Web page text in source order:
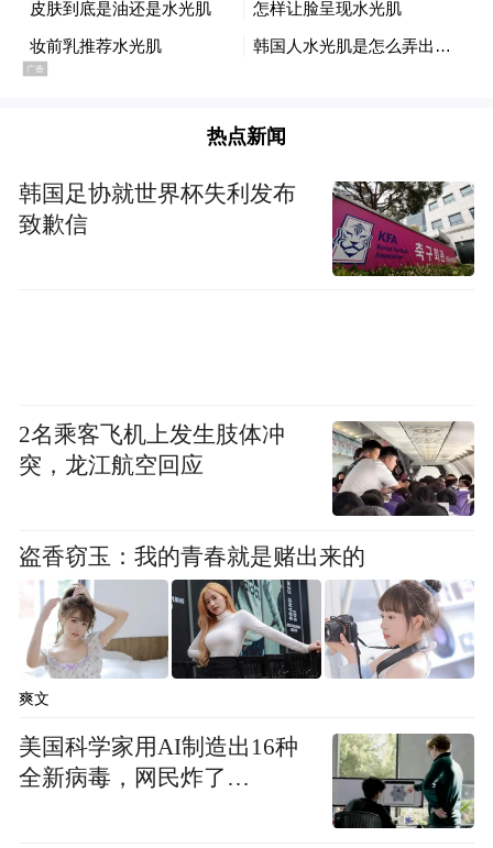
热点新闻
韩国足协就世界杯失利发布
致歉信
2名乘客飞机上发生肢体冲
突，龙江航空回应
盗香窃玉：我的青春就是赌出来的
爽文
美国科学家用AI制造出16种
全新病毒，网民炸了…